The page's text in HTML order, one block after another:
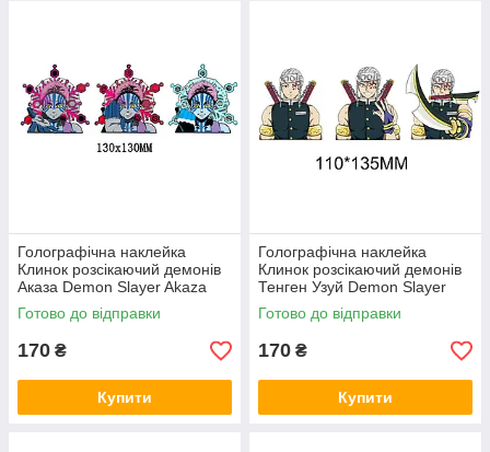
Голографічна наклейка
Клинок розсікаючий демонів
Аказа Demon Slayer Akaza
130x130 мм
Готово до відправки
170 ₴
Купити
Голографічна наклейка
Клинок розсікаючий демонів
Тенген Узуй Demon Slayer
Uzui Tengen 110x135 мм
Готово до відправки
170 ₴
Купити